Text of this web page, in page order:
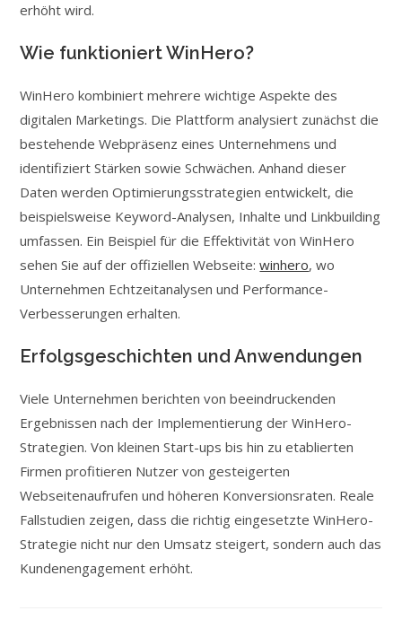
erhöht wird.
Wie funktioniert WinHero?
WinHero kombiniert mehrere wichtige Aspekte des
digitalen Marketings. Die Plattform analysiert zunächst die
bestehende Webpräsenz eines Unternehmens und
identifiziert Stärken sowie Schwächen. Anhand dieser
Daten werden Optimierungsstrategien entwickelt, die
beispielsweise Keyword-Analysen, Inhalte und Linkbuilding
umfassen. Ein Beispiel für die Effektivität von WinHero
sehen Sie auf der offiziellen Webseite:winhero, wo
Unternehmen Echtzeitanalysen und Performance-
Verbesserungen erhalten.
Erfolgsgeschichten und Anwendungen
Viele Unternehmen berichten von beeindruckenden
Ergebnissen nach der Implementierung der WinHero-
Strategien. Von kleinen Start-ups bis hin zu etablierten
Firmen profitieren Nutzer von gesteigerten
Webseitenaufrufen und höheren Konversionsraten. Reale
Fallstudien zeigen, dass die richtig eingesetzte WinHero-
Strategie nicht nur den Umsatz steigert, sondern auch das
Kundenengagement erhöht.